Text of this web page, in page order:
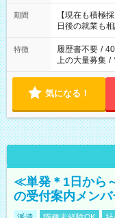
い」 「余裕を
たくない」 など、
の方へ 今ご覧
の勤務時間。
期間
【現在も積極
日後の就業も
特徴 履歴書不要 /
上の大量募集 /
気になる！
≪単発＊1日から
の受付案内メンバ